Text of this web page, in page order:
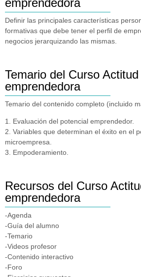
emprendedora
Definir las principales características
formativas que debe tener el perfil de
negocios jerarquizando las mismas.
Temario del Curso
emprendedora
Temario del contenido completo (incluido
1. Evaluación del potencial emprendedor.
2. Variables que determinan el éxito en el
microempresa.
3. Empoderamiento.
Recursos del Curso
emprendedora
-Agenda
-Guía del alumno
-Temario
-Videos profesor
-Contenido interactivo
-Foro